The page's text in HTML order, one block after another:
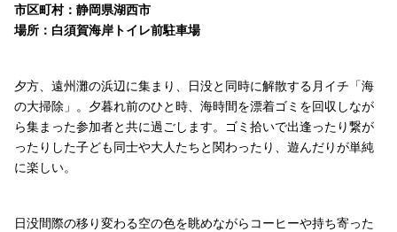
市区町村：静岡県湖西市
場所：白須賀海岸トイレ前駐車場
夕方、遠州灘の浜辺に集まり、日没と同時に解散する月イチ「海
の大掃除」。夕暮れ前のひと時、海時間を漂着ゴミを回収しなが
ら集まった参加者と共に過ごします。ゴミ拾いで出逢ったり繋が
ったりした子ども同士や大人たちと関わったり、遊んだりが単純
に楽しい。
日没間際の移り変わる空の色を眺めながらコーヒーや持ち寄った